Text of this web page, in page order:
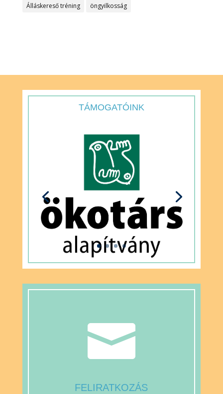
Álláskereső tréning
öngyilkosság
TÁMOGATÓINK

FELIRATKOZÁS